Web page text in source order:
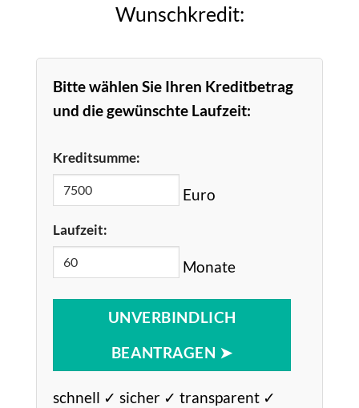
Wunschkredit:
Bitte wählen Sie Ihren Kreditbetrag
und die gewünschte Laufzeit:
Kreditsumme:
Euro
Laufzeit:
Monate
UNVERBINDLICH
BEANTRAGEN ➤
schnell ✓ sicher ✓ transparent ✓